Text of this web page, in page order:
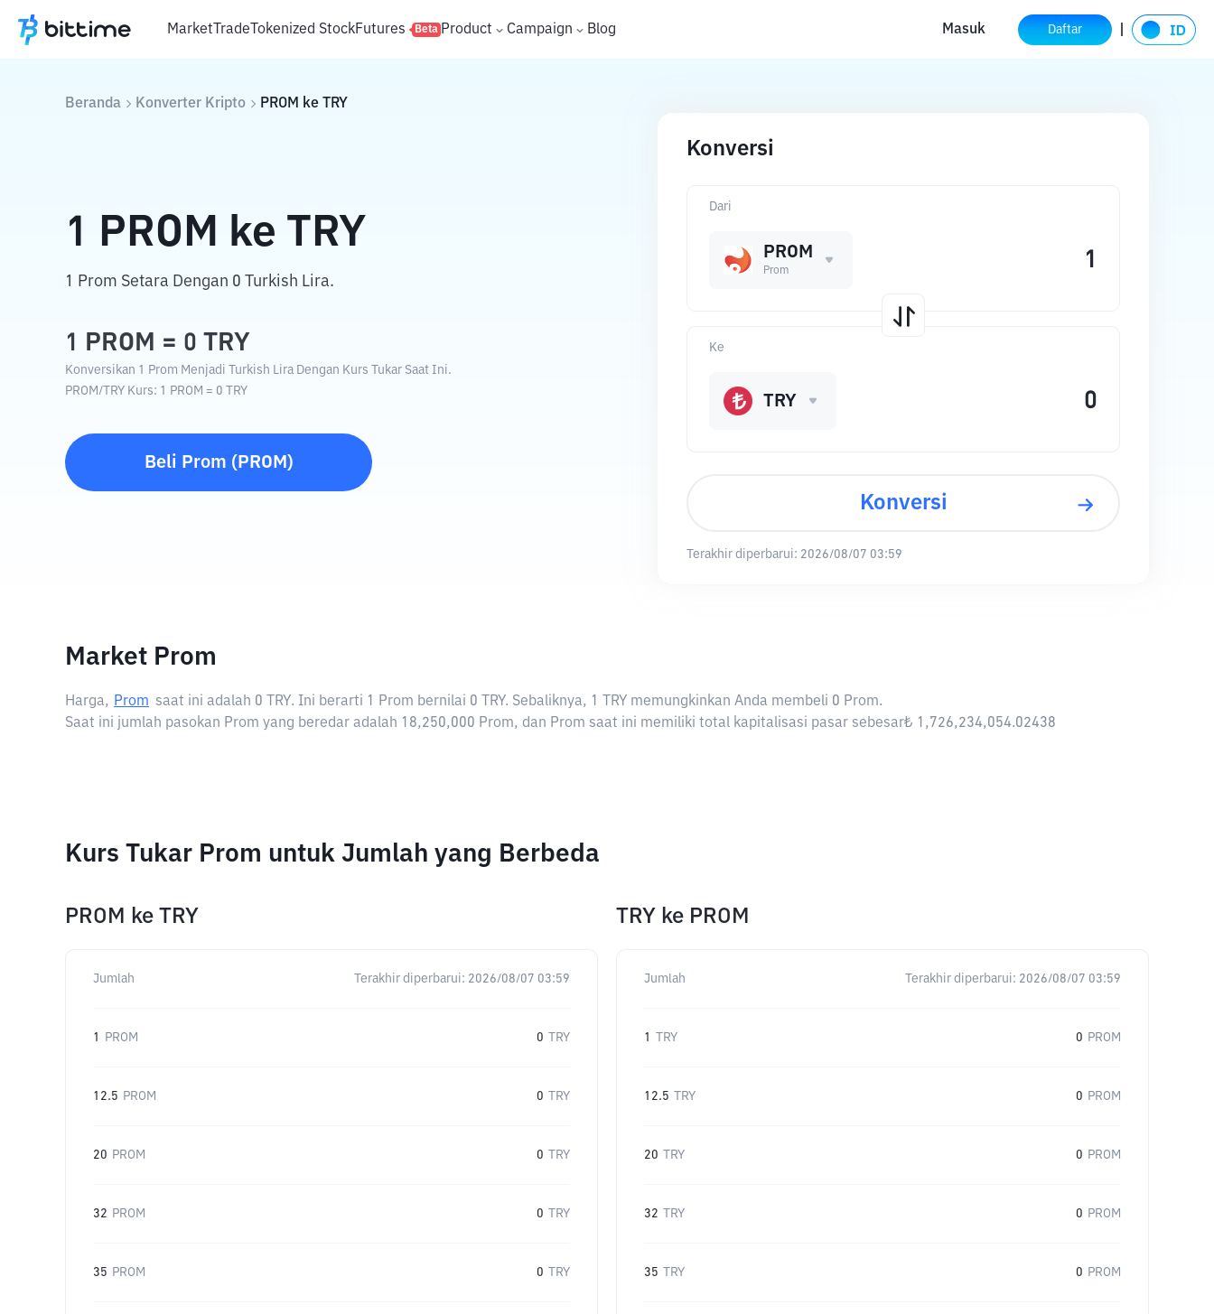
MarketTradeTokenized StockFutures Beta Product Campaign Blog Masuk Daftar
Beranda Konverter Kripto PROM ke TRY
1 PROM ke TRY
1 Prom Setara Dengan 0 Turkish Lira.
1 PROM = 0 TRY
Konversikan 1 Prom Menjadi Turkish Lira Dengan Kurs Tukar Saat Ini.
PROM/ TRY Kurs: 1 PROM = 0 TRY
Beli Prom ( PROM )
Konversi
Dari
PROM
Prom
Ke
TRY
Konversi
Terakhir diperbarui: 2026/08/07 03:59
Market Prom
Harga, Prom saat ini adalah 0 TRY. Ini berarti 1 Prom bernilai 0 TRY. Sebaliknya, 1 TRY memungkinkan Anda membeli 0 Prom.
Saat ini jumlah pasokan Prom yang beredar adalah 18,250,000 Prom, dan Prom saat ini memiliki total kapitalisasi pasar sebesar₺ 1,726,234,054.02438
Kurs Tukar Prom untuk Jumlah yang Berbeda
PROM ke TRY
Jumlah Terakhir diperbarui: 2026/08/07 03:59
1 PROM 0 TRY
12.5 PROM 0 TRY
20 PROM 0 TRY
32 PROM 0 TRY
35 PROM 0 TRY
TRY ke PROM
Jumlah Terakhir diperbarui: 2026/08/07 03:59
1 TRY 0 PROM
12.5 TRY 0 PROM
20 TRY 0 PROM
32 TRY 0 PROM
35 TRY 0 PROM